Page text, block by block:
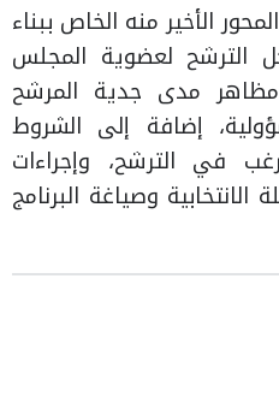
الأخير منه الخاص ببناء
الترشح لعضوية المجلس
مظاهر مدى جدية المرشح
إضافة إلى الشروط
في الترشح، وإجراءات
الانتخابية وصياغة البرنامج